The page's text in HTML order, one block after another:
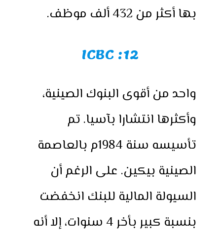
بها أكثر من 432 ألف موظف.
12: ICBC
واحد من أقوى البنوك الصينية،
وأكثرها انتشارا بآسيا. تم
تأسيسه سنة 1984م بالعاصمة
الصينية بيكين. على الرغم أن
السيولة المالية للبنك انخفضت
بنسبة كبير بأخر 4 سنوات، إلا أنه